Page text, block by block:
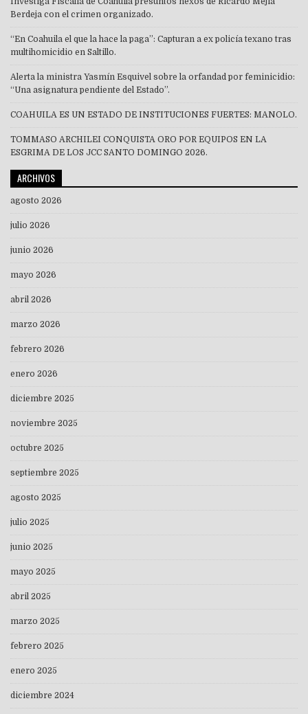
Berdeja con el crimen organizado.
“En Coahuila el que la hace la paga”: Capturan a ex policía texano tras
multihomicidio en Saltillo.
Alerta la ministra Yasmín Esquivel sobre la orfandad por feminicidio:
“Una asignatura pendiente del Estado”.
COAHUILA ES UN ESTADO DE INSTITUCIONES FUERTES: MANOLO.
TOMMASO ARCHILEI CONQUISTA ORO POR EQUIPOS EN LA
ESGRIMA DE LOS JCC SANTO DOMINGO 2026.
ARCHIVOS
agosto 2026
julio 2026
junio 2026
mayo 2026
abril 2026
marzo 2026
febrero 2026
enero 2026
diciembre 2025
noviembre 2025
octubre 2025
septiembre 2025
agosto 2025
julio 2025
junio 2025
mayo 2025
abril 2025
marzo 2025
febrero 2025
enero 2025
diciembre 2024